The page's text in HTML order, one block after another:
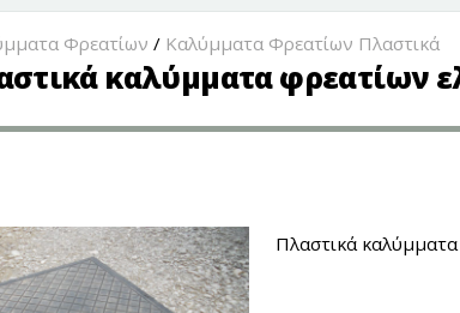
Φρεατίων / Καλύμματα Φρεατίων Πλαστικά
καλύμματα φρεατίων
Πλαστικά